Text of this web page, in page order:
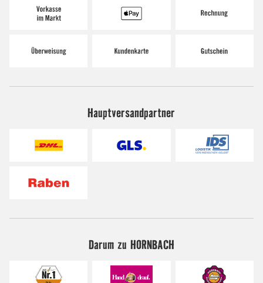
Hauptversandpartner
Darum zu HORNBACH